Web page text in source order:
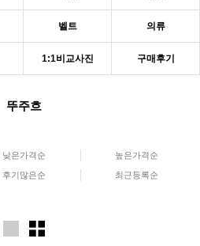
벨트 의류
1:1비교사진 구매후기
뚜주흐
낮은가격순 높은가격순
후기많은순 최근등록순